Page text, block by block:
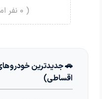
(
0 نفر
🚗 جدیدترین
اقساطی)